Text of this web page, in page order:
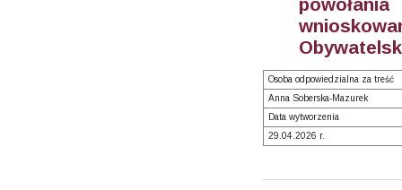
Osoba odpowiedzialna za treść
Anna Soberska-Mazurek
Data wytworzenia
29.04.2026 r.